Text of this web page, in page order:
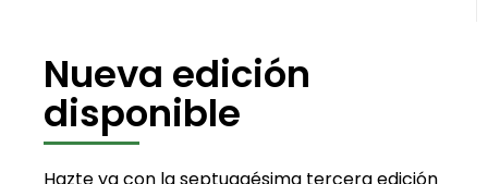
Nueva edición
disponible